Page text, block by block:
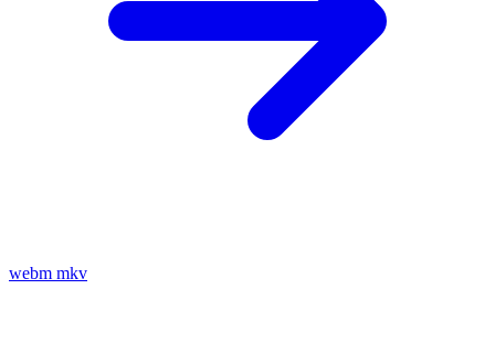
webm mkv